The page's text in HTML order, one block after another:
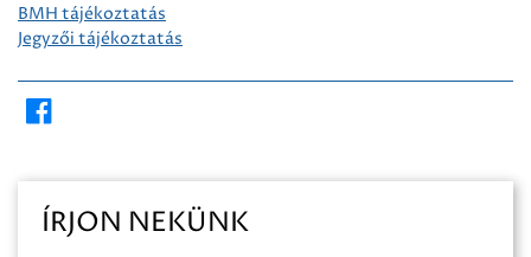
BMH tájékoztatás
Jegyzői tájékoztatás
ÍRJON NEKÜNK